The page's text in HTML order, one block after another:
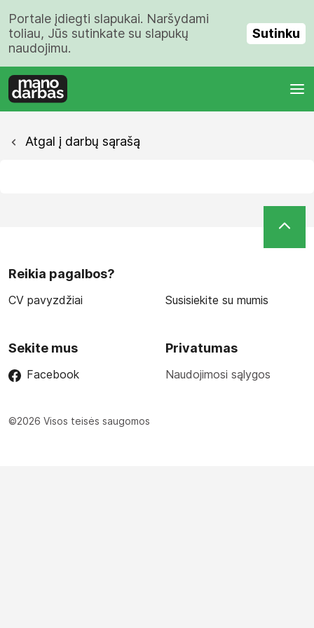
Portale įdiegti slapukai. Naršydami
toliau, Jūs sutinkate su slapukų
naudojimu.
Sutinku
Atgal į darbų sąrašą
Reikia pagalbos?
CV pavyzdžiai Susisiekite su mumis
Sekite mus
Facebook
Privatumas
Naudojimosi sąlygos
©2026 Visos teisės saugomos